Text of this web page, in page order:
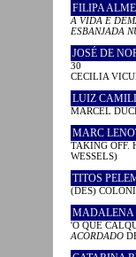
FILIPA
A VIDA É
ESBANJADA
JOSÉ DE
30
CECILIA
LUIZ
MARCEL
MARC
TAKING OFF.
WESSELS)
TITOS
(DES)
MADALENA
'O QUE
ACORDADO